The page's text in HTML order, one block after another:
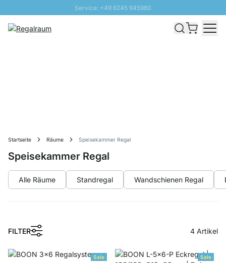
Service: +49 6245 945960
Schnelle Lieferung - Gratis Versand ab 100€
Startseite Räume Speisekammer Regal
Speisekammer Regal
Alle Räume Standregal Wandschienen Regal
FILTER
1
4 Artikel
Sale Sale